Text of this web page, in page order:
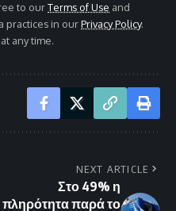
to ourTerms of Use and
practices in ourPrivacy Policy.
any time.
NEXT ARTICLE
Στο 49% η
πληρότητα παρά το